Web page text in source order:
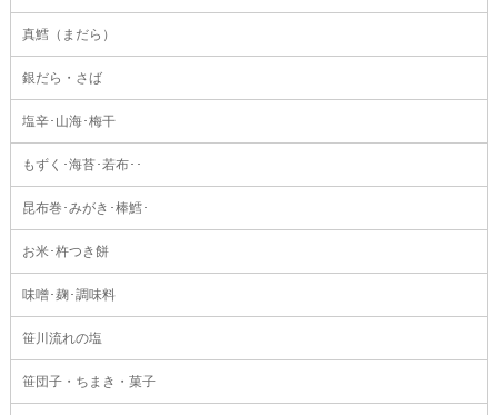
真鱈（まだら）
銀だら・さば
塩辛･山海･梅干
もずく･海苔･若布･･
昆布巻･みがき･棒鱈･
お米･杵つき餅
味噌･麹･調味料
笹川流れの塩
笹団子・ちまき・菓子